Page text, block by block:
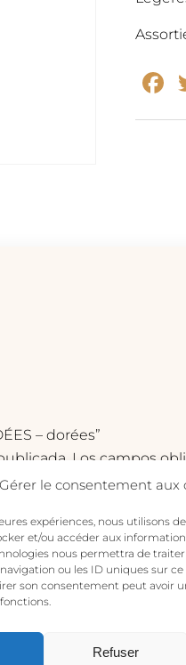
Gérer le consentement aux
expériences, nous utilisons
et/ou accéder aux
nous permettra de
ou les ID uniques sur ce
son consentement peut avoir
Refuser
– dorées”
Los campos